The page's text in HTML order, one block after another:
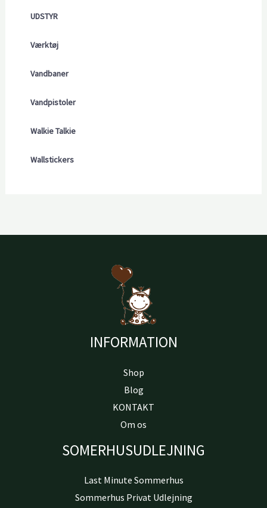
UDSTYR
Værktøj
Vandbaner
Vandpistoler
Walkie Talkie
Wallstickers
INFORMATION
Shop
Blog
KONTAKT
Om os
SOMERHUSUDLEJNING
Last Minute Sommerhus
Sommerhus Privat Udlejning